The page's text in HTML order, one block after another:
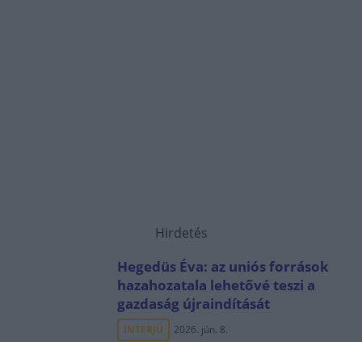
Hirdetés
Hegedüs Éva: az uniós források
hazahozatala lehetővé teszi a
gazdaság újraindítását
INTERJÚ 2026. jún. 8.